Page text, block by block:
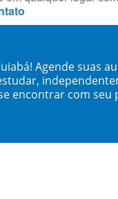
Agende suas
encontrar com seu